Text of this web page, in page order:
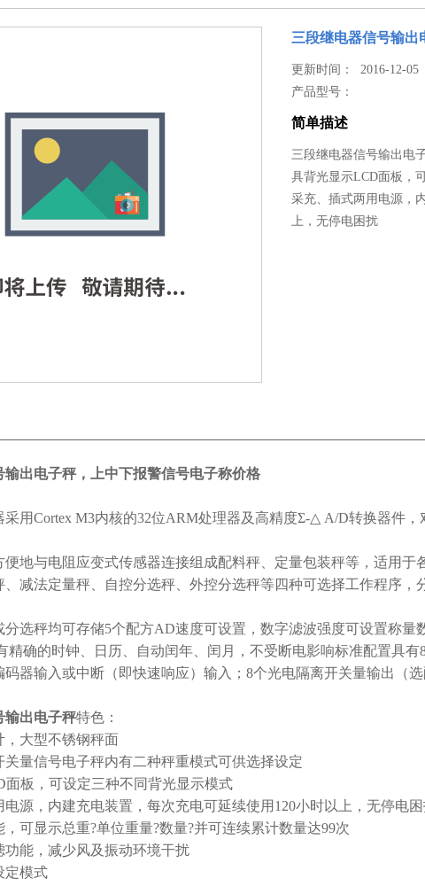
三段继电器信号输出
更新时间： 2016-12-05
产品型号：
简单描述
三段继电器信号输出电
具背光显示LCD面板，
采充、插式两用电源，
上，无停电困扰
输出电子秤，上中下报警信号电子称价格
采用Cortex M3内核的32位ARM处理器及高精度Σ-△ A/D转换器件，
地与电阻应变式传感器连接组成配料秤、定量包装秤等，适用于
、减法定量秤、自控分选秤、外控分选秤等四种可选择工作程序，
选秤均可存储5个配方AD速度可设置，数字滤波强度可设置称量
精确的时钟、日历、自动闰年、闰月，不受断电影响标准配置具有
器输入或中断（即快速响应）输入； 8个光电隔离开关量输出（
输出电子秤特色：
，大型不锈钢秤面
关量信号电子秤内有二种秤重模式可供选择设定
面板，可设定三种不同背光显示模式
电源，内建充电装置，每次充电可延续使用 120小时以上，无停电
，可显示总重?单位重量?数量?并可连续累计数量达99次
功能，减少风及振动环境干扰
定模式